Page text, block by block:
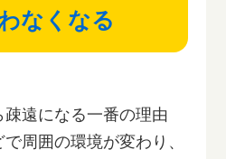
なくなる
遠になる一番の理由
周囲の環境が変わり、